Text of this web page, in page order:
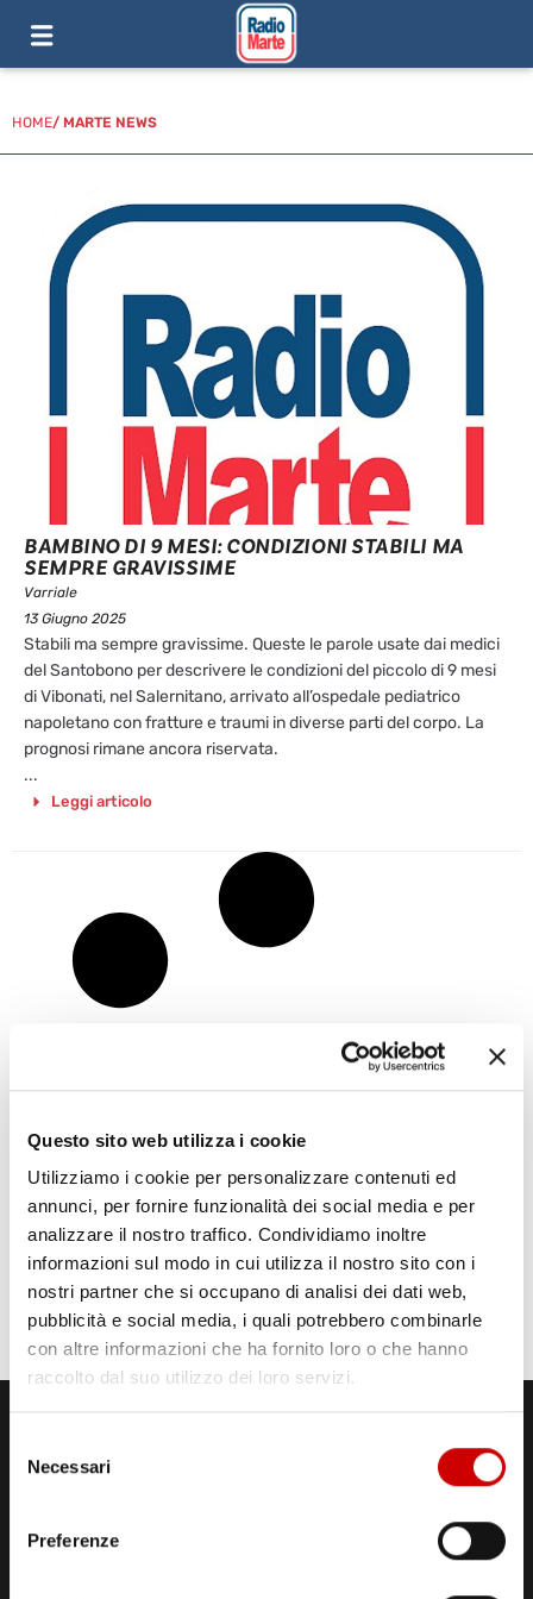
Questo sito web utilizza i cookie
Utilizziamo i cookie per personalizzare contenuti ed
annunci, per fornire funzionalità dei social media e per
analizzare il nostro traffico. Condividiamo inoltre
informazioni sul modo in cui utilizza il nostro sito con i
nostri partner che si occupano di analisi dei dati web,
pubblicità e social media, i quali potrebbero combinarle
con altre informazioni che ha fornito loro o che hanno
raccolto dal suo utilizzo dei loro servizi.
delNecessari
Preferenze
HOME/ MARTE NEWS
BAMBINO DI 9 MESI: CONDIZIONI STABILI MA
SEMPRE GRAVISSIME
Varriale
13 Giugno 2025
Stabili ma sempre gravissime. Queste le parole usate dai medici
del Santobono per descrivere le condizioni del piccolo di 9 mesi
di Vibonati, nel Salernitano, arrivato all’ospedale pediatrico
napoletano con fratture e traumi in diverse parti del corpo. La
prognosi rimane ancora riservata.
...
Leggi articolo